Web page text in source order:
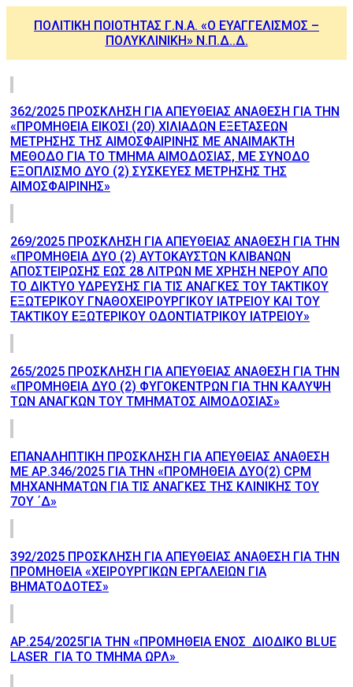
ΠΟΛΙΤΙΚΗ ΠΟΙΟΤΗΤΑΣ Γ.Ν.Α. «Ο ΕΥΑΓΓΕΛΙΣΜΟΣ –
ΠΟΛΥΚΛΙΝΙΚΗ» Ν.Π.Δ..Δ.
362/2025 ΠΡΟΣΚΛΗΣΗ ΓΙΑ ΑΠΕΥΘΕΙΑΣ ΑΝΑΘΕΣΗ ΓΙΑ ΤΗΝ
«ΠΡΟΜΗΘΕΙΑ ΕΙΚΟΣΙ (20) ΧΙΛΙΑΔΩΝ ΕΞΕΤΑΣΕΩΝ
ΜΕΤΡΗΣΗΣ ΤΗΣ ΑΙΜΟΣΦΑΙΡΙΝΗΣ ΜΕ ΑΝΑΙΜΑΚΤΗ
ΜΕΘΟΔΟ ΓΙΑ ΤΟ ΤΜΗΜΑ ΑΙΜΟΔΟΣΙΑΣ, ΜΕ ΣΥΝΟΔΟ
ΕΞΟΠΛΙΣΜΟ ΔΥΟ (2) ΣΥΣΚΕΥΕΣ ΜΕΤΡΗΣΗΣ ΤΗΣ
ΑΙΜΟΣΦΑΙΡΙΝΗΣ»
269/2025 ΠΡΟΣΚΛΗΣΗ ΓΙΑ ΑΠΕΥΘΕΙΑΣ ΑΝΑΘΕΣΗ ΓΙΑ ΤΗΝ
«ΠΡΟΜΗΘΕΙΑ ΔΥΟ (2) ΑΥΤΟΚΑΥΣΤΩΝ ΚΛΙΒΑΝΩΝ
ΑΠΟΣΤΕΙΡΩΣΗΣ ΕΩΣ 28 ΛΙΤΡΩΝ ΜΕ ΧΡΗΣΗ ΝΕΡΟΥ ΑΠΟ
ΤΟ ΔΙΚΤΥΟ ΥΔΡΕΥΣΗΣ ΓΙΑ ΤΙΣ ΑΝΑΓΚΕΣ ΤΟΥ ΤΑΚΤΙΚΟΥ
ΕΞΩΤΕΡΙΚΟΥ ΓΝΑΘΟΧΕΙΡΟΥΡΓΙΚΟΥ ΙΑΤΡΕΙΟΥ ΚΑΙ ΤΟΥ
ΤΑΚΤΙΚΟΥ ΕΞΩΤΕΡΙΚΟΥ ΟΔΟΝΤΙΑΤΡΙΚΟΥ ΙΑΤΡΕΙΟΥ»
265/2025 ΠΡΟΣΚΛΗΣΗ ΓΙΑ ΑΠΕΥΘΕΙΑΣ ΑΝΑΘΕΣΗ ΓΙΑ ΤΗΝ
«ΠΡΟΜΗΘΕΙΑ ΔΥΟ (2) ΦΥΓΟΚΕΝΤΡΩΝ ΓΙΑ ΤΗΝ ΚΑΛΥΨΗ
ΤΩΝ ΑΝΑΓΚΩΝ ΤΟΥ ΤΜΗΜΑΤΟΣ ΑΙΜΟΔΟΣΙΑΣ»
ΕΠΑΝΑΛΗΠΤΙΚΗ ΠΡΟΣΚΛΗΣΗ ΓΙΑ ΑΠΕΥΘΕΙΑΣ ΑΝΑΘΕΣΗ
ΜΕ ΑΡ.346/2025 ΓΙΑ ΤΗΝ «ΠΡΟΜΗΘΕΙΑ ΔΥΟ(2) CPM
ΜΗΧΑΝΗΜΑΤΩΝ ΓΙΑ ΤΙΣ ΑΝΑΓΚΕΣ ΤΗΣ ΚΛΙΝΙΚΗΣ ΤΟΥ
7ΟΥ ΄Δ»
392/2025 ΠΡΟΣΚΛΗΣΗ ΓΙΑ ΑΠΕΥΘΕΙΑΣ ΑΝΑΘΕΣΗ ΓΙΑ ΤΗΝ
ΠΡΟΜΗΘΕΙΑ «ΧΕΙΡΟΥΡΓΙΚΩΝ ΕΡΓΑΛΕΙΩΝ ΓΙΑ
ΒΗΜΑΤΟΔΟΤΕΣ»
AΡ.254/2025ΓΙΑ ΤΗΝ «ΠΡΟΜΗΘΕΙΑ ΕΝΟΣ ΔΙΟΔΙΚΟ BLUE
LASER ΓΙΑ ΤΟ TMHMA ΩΡΛ»